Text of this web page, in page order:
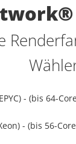
- (bis 64-
- (bis 56-